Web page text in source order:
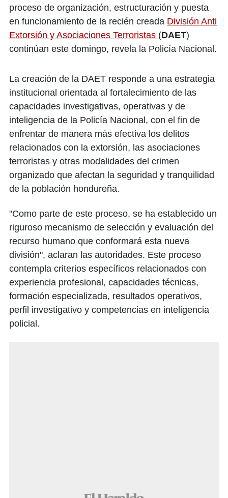
proceso de organización, estructuración y puesta
en funcionamiento de la recién creada División Anti
Extorsión y Asociaciones Terroristas (DAET)
continúan este domingo, revela la Policía Nacional.
La creación de la DAET responde a una estrategia
institucional orientada al fortalecimiento de las
capacidades investigativas, operativas y de
inteligencia de la Policía Nacional, con el fin de
enfrentar de manera más efectiva los delitos
relacionados con la extorsión, las asociaciones
terroristas y otras modalidades del crimen
organizado que afectan la seguridad y tranquilidad
de la población hondureña.
"Como parte de este proceso, se ha establecido un
riguroso mecanismo de selección y evaluación del
recurso humano que conformará esta nueva
división", aclaran las autoridades. Este proceso
contempla criterios específicos relacionados con
experiencia profesional, capacidades técnicas,
formación especializada, resultados operativos,
perfil investigativo y competencias en inteligencia
policial.